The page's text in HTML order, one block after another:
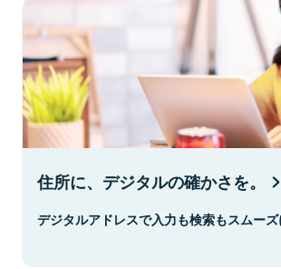
住所に、デジタルの確かさを。
デジタルアドレスで入力も検索もスムーズ